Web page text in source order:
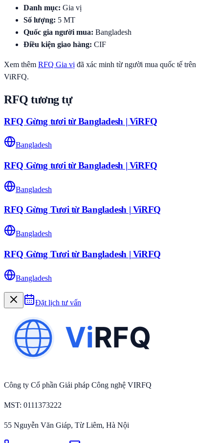
Danh mục: Gia vị
Số lượng: 5 MT
Quốc gia người mua: Bangladesh
Điều kiện giao hàng: CIF
Xem thêm RFQ Gia vị đã xác minh từ người mua quốc tế trên
ViRFQ.
RFQ tương tự
RFQ Gừng tươi từ Bangladesh | ViRFQ
Bangladesh
RFQ Gừng tươi từ Bangladesh | ViRFQ
Bangladesh
RFQ Gừng Tươi từ Bangladesh | ViRFQ
Bangladesh
RFQ Gừng Tươi từ Bangladesh | ViRFQ
Bangladesh
Đặt lịch tư vấn
Công ty Cổ phần Giải pháp Công nghệ VIRFQ
MST: 0111373222
55 Nguyễn Văn Giáp, Từ Liêm, Hà Nội